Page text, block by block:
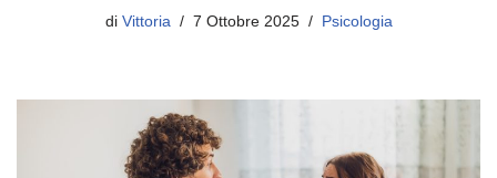
di Vittoria 7 Ottobre 2025 Psicologia